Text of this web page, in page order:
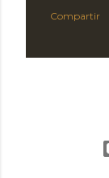
Compartir